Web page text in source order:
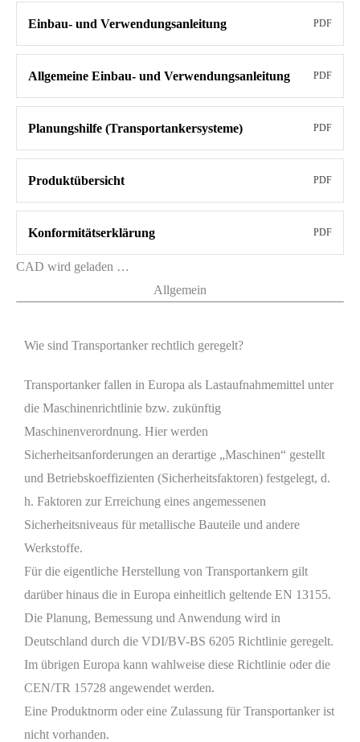
Einbau- und Verwendungsanleitung PDF
Allgemeine Einbau- und Verwendungsanleitung PDF
Planungshilfe (Transportankersysteme) PDF
Produktübersicht PDF
Konformitätserklärung PDF
CAD wird geladen …
Allgemein
Wie sind Transportanker rechtlich geregelt?
Transportanker fallen in Europa als Lastaufnahmemittel unter
die Maschinenrichtlinie bzw. zukünftig
Maschinenverordnung. Hier werden
Sicherheitsanforderungen an derartige „Maschinen“ gestellt
und Betriebskoeffizienten (Sicherheitsfaktoren) festgelegt, d.
h. Faktoren zur Erreichung eines angemessenen
Sicherheitsniveaus für metallische Bauteile und andere
Werkstoffe.
Für die eigentliche Herstellung von Transportankern gilt
darüber hinaus die in Europa einheitlich geltende EN 13155.
Die Planung, Bemessung und Anwendung wird in
Deutschland durch die VDI/BV-BS 6205 Richtlinie geregelt.
Im übrigen Europa kann wahlweise diese Richtlinie oder die
CEN/TR 15728 angewendet werden.
Eine Produktnorm oder eine Zulassung für Transportanker ist
nicht vorhanden.